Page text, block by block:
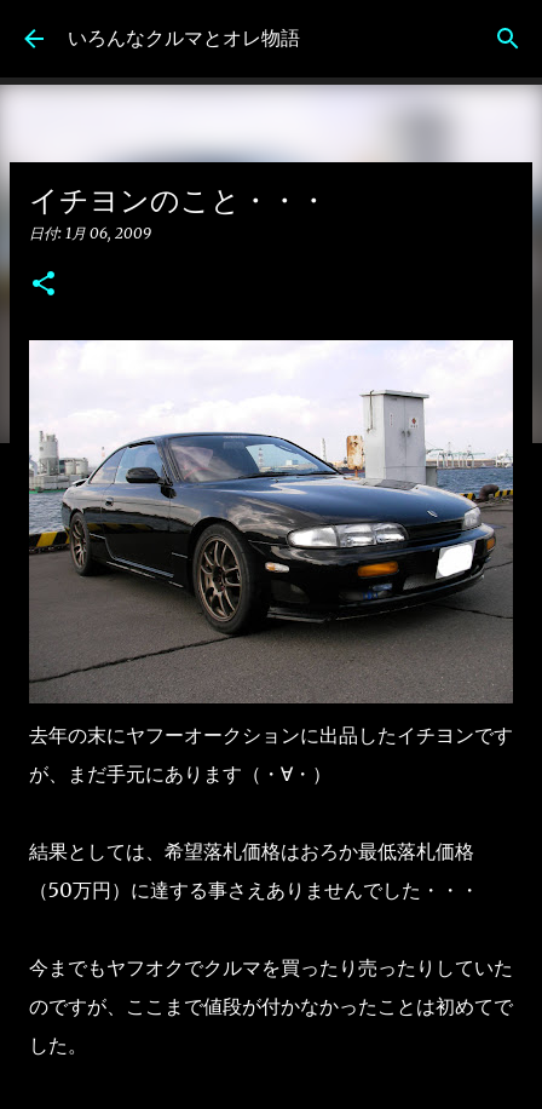
スキップしてメイン コンテンツに移動
いろんなクルマとオレ物語
イチヨンのこと・・・
日付: 1月 06, 2009
去年の末にヤフーオークションに出品したイチヨンです
が、まだ手元にあります（・∀・）
結果としては、希望落札価格はおろか最低落札価格
（50万円）に達する事さえありませんでした・・・
今までもヤフオクでクルマを買ったり売ったりしていた
のですが、ここまで値段が付かなかったことは初めてで
した。